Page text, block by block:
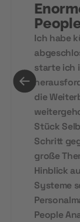
Ich habe
starte ich
die
Stück
Schritt
große
Hinblick
Systeme
People